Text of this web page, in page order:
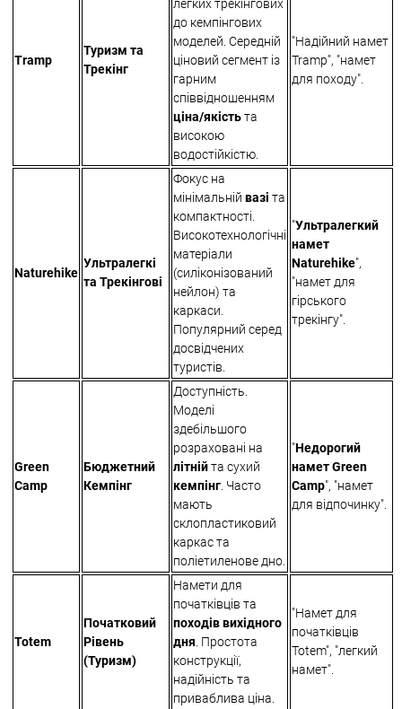
Tramp
Туризм та
Трекінг
легких трекінгових
до кемпінгових
моделей. Середній
ціновий сегмент із
гарним
співвідношенням
ціна/якістьта
високою
водостійкістю.
"Надійний намет
Tramp", "намет
для походу".
Naturehike
Ультралегкі
та Трекінгові
Фокус на
мінімальній вазі та
компактності.
Високотехнологічні
матеріали
(силіконізований
нейлон) та
каркаси.
Популярний серед
досвідчених
туристів.
"Ультралегкий
намет
Naturehike",
"намет для
гірського
трекінгу".
Green
Camp
Бюджетний
Кемпінг
Доступність.
Моделі
здебільшого
розраховані на
літнійта сухий
кемпінг . Часто
мають
склопластиковий
каркас та
поліетиленове дно.
"Недорогий
намет Green
Camp", "намет
для відпочинку".
Totem
Початковий
Рівень
(Туризм)
Намети для
початківців та
походів вихідного
дня . Простота
конструкції,
надійність та
приваблива ціна.
"Намет для
початківців
Totem", "легкий
намет".